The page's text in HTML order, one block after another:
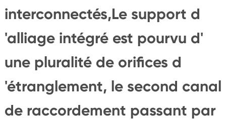
interconnectés,Le support d
'alliage intégré est pourvu d'
une pluralité de orifices d
'étranglement, le second canal
de raccordement passant par